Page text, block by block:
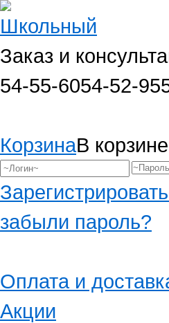
Заказ и
54-55-6054-52-95
КорзинаВ
забыли пароль?
Оплата и
Акции